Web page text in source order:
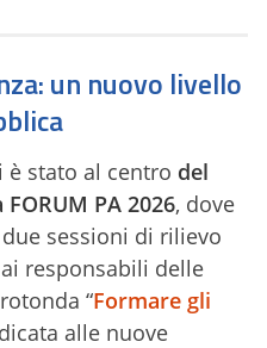
un nuovo livello
stato al centro del
PA 2026, dove
sessioni di rilievo
responsabili delle
“Formare gli
alle nuove